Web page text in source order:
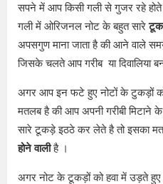
सपने में आप किसी गली से गुजर रहे
गली में ओरिजनल नोट के बहुत सारे
अपसगुण माना जाता है की आने वाले
जिसके चलते आप गरीब या दिवालिया
अगर आप इन फटे हुए नोटों के टुकड़ों
मतलब है की आप अपनी गरीबी मिटाने
सारे टूकड़े इठठे कर लेते है तो इसका
होने वालीहै ।
अगर नोट के टूकड़ों को हवा में उड़ते